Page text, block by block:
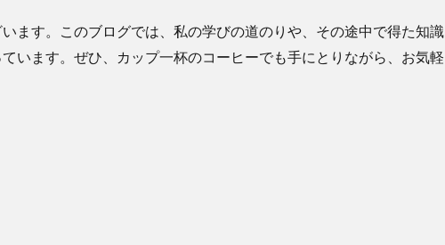
ます。このブログでは、私の学びの道のりや、その途中で得た知識
います。ぜひ、カップ一杯のコーヒーでも手にとりながら、お気軽